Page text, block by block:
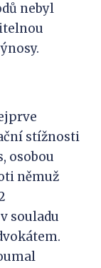
nebyl
stížnosti
osobou
němuž
souladu